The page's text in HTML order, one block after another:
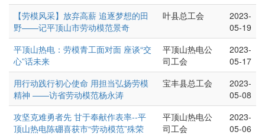
【劳模风采】放弃高薪 追逐梦想的田
野——记平顶山市劳动模范景奇
叶县总工会
2023-
05-19
平顶山热电：劳模青工面对面 座谈“交
心”话未来
平顶山热电公
司工会
2023-
05-17
用行动践行初心使命 用担当弘扬劳模
精神 ——访省劳动模范杨永涛
宝丰县总工会
2023-
05-08
攻坚克难勇者先 甘于奉献作表率--平
顶山热电陈硼喜获市“劳动模范”殊荣
平顶山热电公
司工会
2023-
05-06